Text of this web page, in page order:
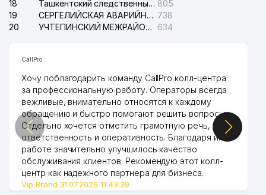
IMT LOGISTICS NN
ПРЕДСТАВИТЕЛЬСТВО
51
52 JURABEK ЧП 157 м
53 GRADOS ООО 160 м
54
БИБЛИОТЕЧНЫЙ ЦЕНТР
МИРЗО-УЛУГБЕКСКОГО
РАЙОНА
165 м
55 АББАСОВА О.Г. ИндП 167 м
18
Ташкентский следственный изолятор 805
19
СЕРГЕЛИЙСКАЯ АВАРИЙНАЯ СЛУЖБА ЭЛЕКТРОСЕТИ 738
20
УЧТЕПИНСКИЙ МЕЖРАЙОННЫЙ СУД ПО ГРАЖДАНСКИМ ДЕЛАМ 634
CallPro
Хочу поблагодарить команду CallPro колл-центра
за профессиональную работу. Операторы всегда
вежливые, внимательно относятся к каждому
обращению и быстро помогают решить вопросы.
Отдельно хочется отметить грамотную речь,
ответственность и оперативность. Благодаря их
работе значительно улучшилось качество
обслуживания клиентов. Рекомендую этот колл-
центр как надежного партнера для бизнеса.
Vip Brand 31.07.2026 11:43:39